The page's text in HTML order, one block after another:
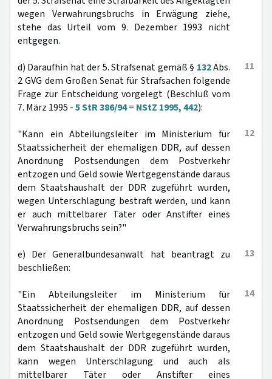
wegen Verwahrungsbruchs in Erwägung ziehe,
stehe das Urteil vom 9. Dezember 1993 nicht
entgegen.
11
d) Daraufhin hat der 5. Strafsenat gemäß § 132Abs.
2 GVG dem Großen Senat für Strafsachen folgende
Frage zur Entscheidung vorgelegt (Beschluß vom
7. März 1995 -5 StR 386/94= NStZ 1995, 442):
12
"Kann ein Abteilungsleiter im Ministerium für
Staatssicherheit der ehemaligen DDR, auf dessen
Anordnung Postsendungen dem Postverkehr
entzogen und Geld sowie Wertgegenstände daraus
dem Staatshaushalt der DDR zugeführt wurden,
wegen Unterschlagung bestraft werden, und kann
er auch mittelbarer Täter oder Anstifter eines
Verwahrungsbruchs sein?"
13
e) Der Generalbundesanwalt hat beantragt zu
beschließen:
14
"Ein Abteilungsleiter im Ministerium für
Staatssicherheit der ehemaligen DDR, auf dessen
Anordnung Postsendungen dem Postverkehr
entzogen und Geld sowie Wertgegenstände daraus
dem Staatshaushalt der DDR zugeführt wurden,
kann wegen Unterschlagung und auch als
mittelbarer Täter oder Anstifter eines